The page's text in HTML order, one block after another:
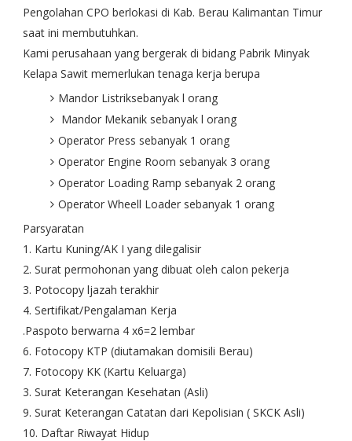
Pengolahan CPO berlokasi di Kab. Berau Kalimantan Timur
saat ini membutuhkan.
Kami perusahaan yang bergerak di bidang Pabrik Minyak
Kelapa Sawit memerlukan tenaga kerja berupa
Mandor Listriksebanyak l orang
Mandor Mekanik sebanyak l orang
Operator Press sebanyak 1 orang
Operator Engine Room sebanyak 3 orang
Operator Loading Ramp sebanyak 2 orang
Operator Wheell Loader sebanyak 1 orang
Parsyaratan
1. Kartu Kuning/AK I yang dilegalisir
2. Surat permohonan yang dibuat oleh calon pekerja
3. Potocopy ljazah terakhir
4. Sertifikat/Pengalaman Kerja
.Paspoto berwarna 4 x6=2 lembar
6. Fotocopy KTP (diutamakan domisili Berau)
7. Fotocopy KK (Kartu Keluarga)
3. Surat Keterangan Kesehatan (Asli)
9. Surat Keterangan Catatan dari Kepolisian ( SKCK Asli)
10. Daftar Riwayat Hidup